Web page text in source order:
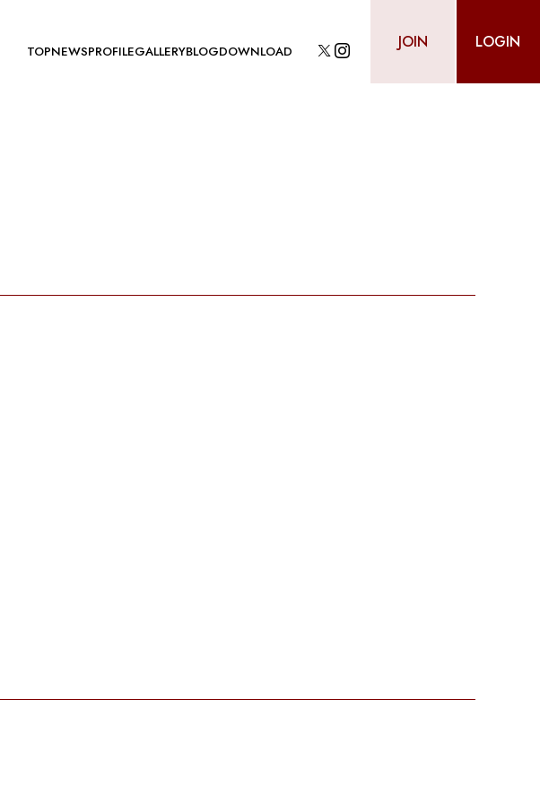
TOPNEWSPROFILEGALLERYBLOGDOWNLOAD JOIN LOGIN